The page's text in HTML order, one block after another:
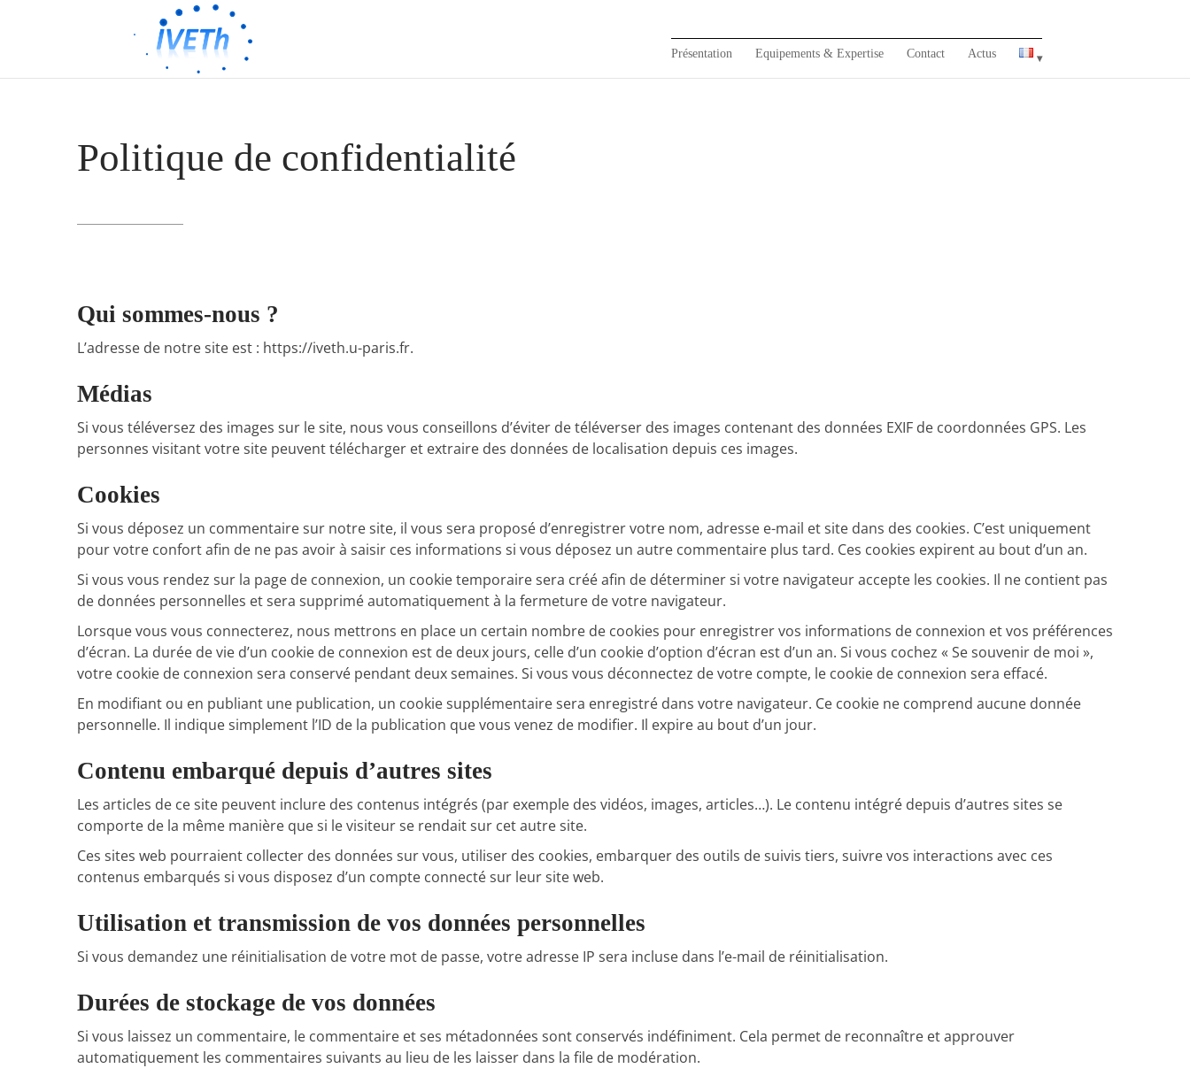
Présentation Equipements & Expertise Contact Actus
Politique de confidentialité
Qui sommes-nous ?
L’adresse de notre site est : https://iveth.u-paris.fr.
Médias
Si vous téléversez des images sur le site, nous vous conseillons d’éviter de téléverser des images contenant des données EXIF de coordonnées GPS. Les
personnes visitant votre site peuvent télécharger et extraire des données de localisation depuis ces images.
Cookies
Si vous déposez un commentaire sur notre site, il vous sera proposé d’enregistrer votre nom, adresse e-mail et site dans des cookies. C’est uniquement
pour votre confort afin de ne pas avoir à saisir ces informations si vous déposez un autre commentaire plus tard. Ces cookies expirent au bout d’un an.
Si vous vous rendez sur la page de connexion, un cookie temporaire sera créé afin de déterminer si votre navigateur accepte les cookies. Il ne contient pas
de données personnelles et sera supprimé automatiquement à la fermeture de votre navigateur.
Lorsque vous vous connecterez, nous mettrons en place un certain nombre de cookies pour enregistrer vos informations de connexion et vos préférences
d’écran. La durée de vie d’un cookie de connexion est de deux jours, celle d’un cookie d’option d’écran est d’un an. Si vous cochez « Se souvenir de moi »,
votre cookie de connexion sera conservé pendant deux semaines. Si vous vous déconnectez de votre compte, le cookie de connexion sera effacé.
En modifiant ou en publiant une publication, un cookie supplémentaire sera enregistré dans votre navigateur. Ce cookie ne comprend aucune donnée
personnelle. Il indique simplement l’ID de la publication que vous venez de modifier. Il expire au bout d’un jour.
Contenu embarqué depuis d’autres sites
Les articles de ce site peuvent inclure des contenus intégrés (par exemple des vidéos, images, articles…). Le contenu intégré depuis d’autres sites se
comporte de la même manière que si le visiteur se rendait sur cet autre site.
Ces sites web pourraient collecter des données sur vous, utiliser des cookies, embarquer des outils de suivis tiers, suivre vos interactions avec ces
contenus embarqués si vous disposez d’un compte connecté sur leur site web.
Utilisation et transmission de vos données personnelles
Si vous demandez une réinitialisation de votre mot de passe, votre adresse IP sera incluse dans l’e-mail de réinitialisation.
Durées de stockage de vos données
Si vous laissez un commentaire, le commentaire et ses métadonnées sont conservés indéfiniment. Cela permet de reconnaître et approuver
automatiquement les commentaires suivants au lieu de les laisser dans la file de modération.